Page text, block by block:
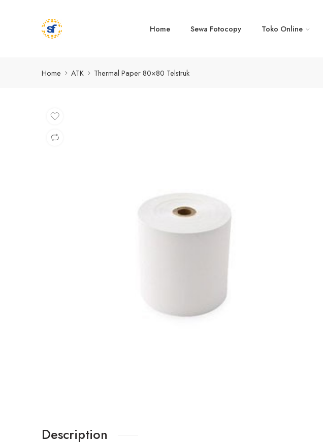
Home Sewa Fotocopy Toko Online
Home ATK Thermal Paper 80×80 Telstruk
Description